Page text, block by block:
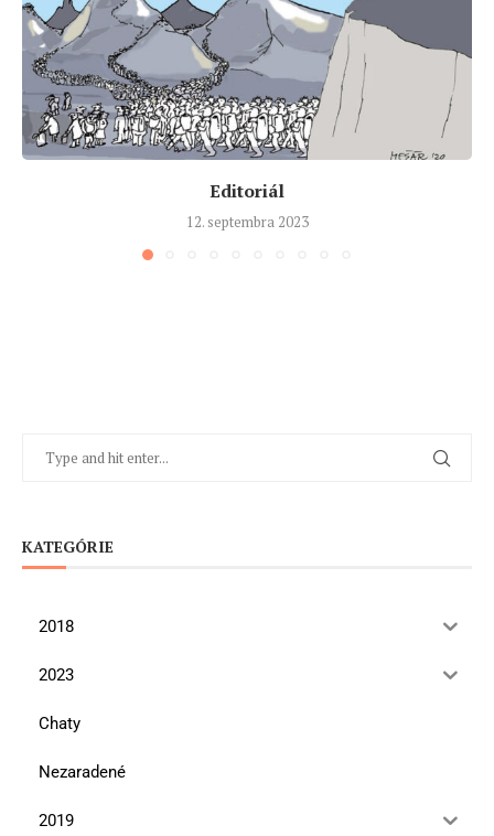
Editoriál
12. septembra 2023
KATEGÓRIE
2018
2023
Chaty
Nezaradené
2019